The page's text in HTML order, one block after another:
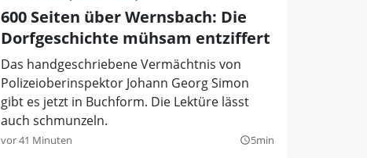
600 Seiten über Wernsbach: Die
Dorfgeschichte mühsam entziffert
Das handgeschriebene Vermächtnis von
Polizeioberinspektor Johann Georg Simon
gibt es jetzt in Buchform. Die Lektüre lässt
auch schmunzeln.
vor 41 Minuten query_builder5min